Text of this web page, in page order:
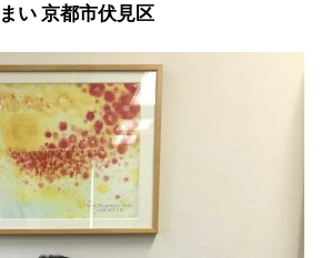
い 京都市伏見区